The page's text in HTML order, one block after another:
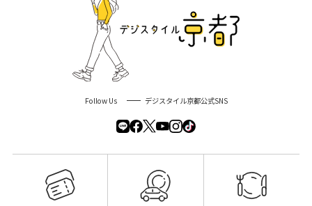
Follow Us デジスタイル京都公式SNS